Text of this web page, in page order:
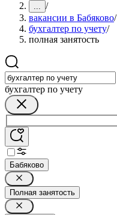
... /
вакансии в Бабяково/
бухгалтер по учету/
полная занятость
бухгалтер по учету
Бабяково
Полная занятость